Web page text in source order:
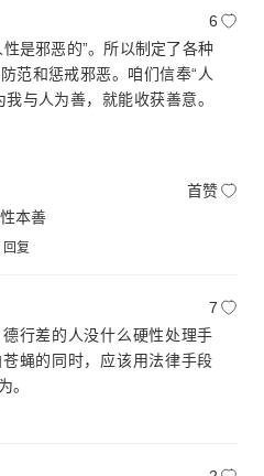
6
是邪恶的”。所以制定了各种
范和惩戒邪恶。咱们信奉“人
与人为善，就能收获善意。
首赞
本善
回复
7
行差的人没什么硬性处理手
蝇的同时，应该用法律手段
。